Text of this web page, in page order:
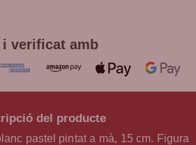
i verificat amb
del producte
pastel pintat a mà, 15 cm. Figura